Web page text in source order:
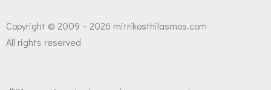
Copyright © 2009 – 2026 mitrikosthilasmos.com
All rights reserved